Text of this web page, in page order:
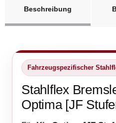
Beschreibung
Fahrzeugspezifischer
Stahlflex
Optima [JF